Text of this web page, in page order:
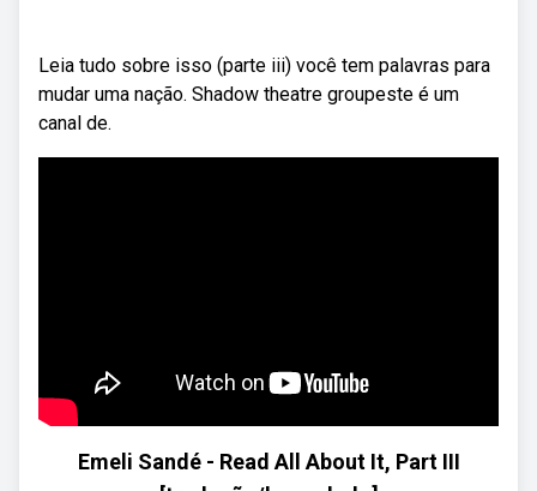
Leia tudo sobre isso (parte iii) você tem palavras para
mudar uma nação. Shadow theatre groupeste é um
canal de.
Emeli Sandé - Read All About It, Part III